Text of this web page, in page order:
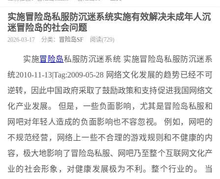
实施冒险岛私服防沉迷系统实施有效解决未成年人沉
迷冒险岛的社会问题
2026-03-17 分类： 冒险岛SF 阅读(729)
实施冒险岛私服防沉迷系统 实施冒险岛私服防沉迷系
统2010-11-13|Tag:2009-05-28 网络文化发展的趋势已经不可
逆转，因此中国政府采取了鼓励政策和支持促进我国网络文
化产业发展。 但是，一些负面影响，尤其是冒险岛私服和
网吧对年轻人造成的负面影响也不容忽视。 例如，网吧的
不规范经营，网络上一些不合理的游戏规则和不健康的内
容，极大地影响了冒险岛私服、网吧乃至整个互联网文化产
业的社会形象，对健康发展极为不利。整个行业的。 当